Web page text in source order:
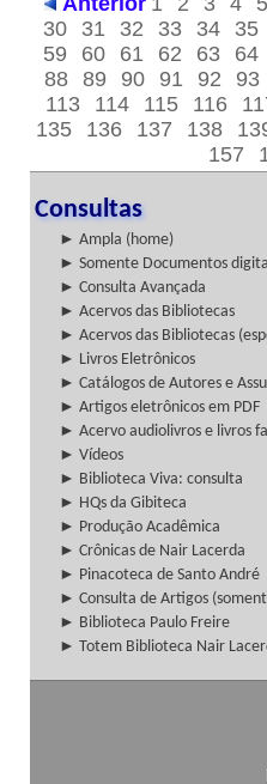
30
31 32 33 34 35
59
60 61 62 63 64
88 89 90 91 92 93
113
114 115 116
135
136 137 138
157
Consultas
► Ampla (home)
► Somente Documentos
► Consulta Avançada
► Acervos das Bibliotecas
► Acervos das Bibliotecas
► Livros Eletrônicos
► Catálogos de Autores e
► Artigos eletrônicos em PDF
► Acervo audiolivros e livros
► Vídeos
► Biblioteca Viva: consulta
► HQs da Gibiteca
► Produção Acadêmica
► Crônicas de Nair Lacerda
► Pinacoteca de Santo André
► Consulta de Artigos
► Biblioteca Paulo Freire
► Totem Biblioteca Nair